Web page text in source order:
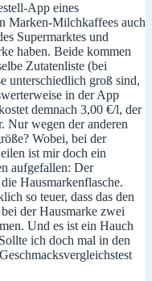
App eines
Marken-Milchkaffees auch
Supermarktes und
haben. Beide kommen
Zutatenliste (bei
unterschiedlich groß sind,
in der App
demnach 3,00 €/l, der
Nur wegen der anderen
Wobei, bei der
ist mir doch ein
aufgefallen: Der
Hausmarkenflasche.
so teuer, dass das den
der Hausmarke zwei
Und es ist ein Hauch
ich doch mal in den